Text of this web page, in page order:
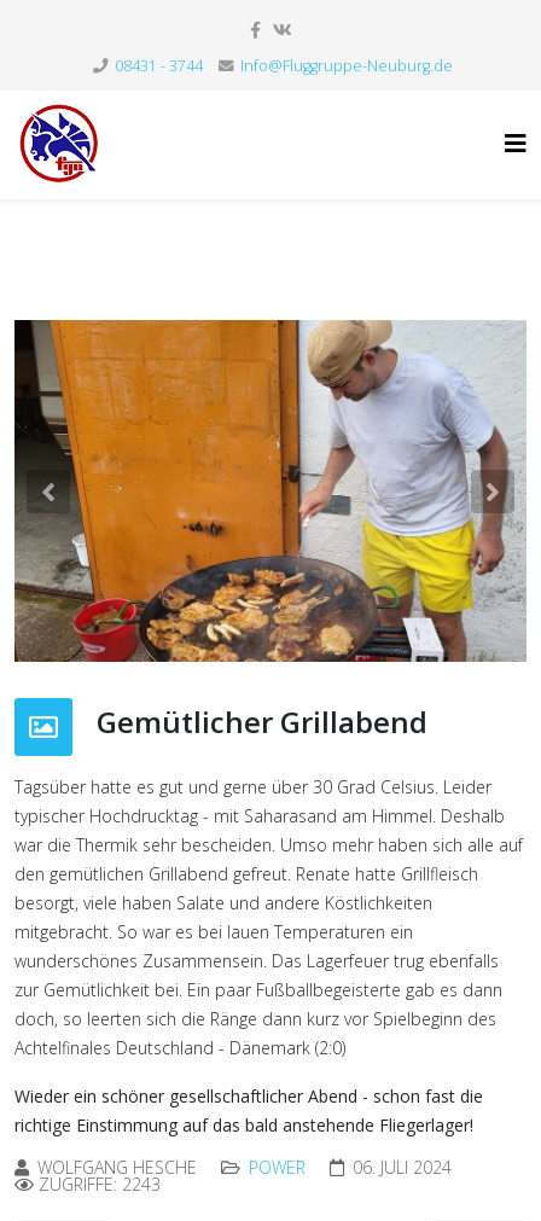
08431 - 3744 Info@Fluggruppe-Neuburg.de
Previous
Gemütlicher Grillabend
Tagsüber hatte es gut und gerne über 30 Grad Celsius. Leider
typischer Hochdrucktag - mit Saharasand am Himmel. Deshalb
war die Thermik sehr bescheiden. Umso mehr haben sich alle auf
den gemütlichen Grillabend gefreut. Renate hatte Grillfleisch
besorgt, viele haben Salate und andere Köstlichkeiten
mitgebracht. So war es bei lauen Temperaturen ein
wunderschönes Zusammensein. Das Lagerfeuer trug ebenfalls
zur Gemütlichkeit bei. Ein paar Fußballbegeisterte gab es dann
doch, so leerten sich die Ränge dann kurz vor Spielbeginn des
Achtelfinales Deutschland - Dänemark (2:0)
Wieder ein schöner gesellschaftlicher Abend - schon fast die
richtige Einstimmung auf das bald anstehende Fliegerlager!
WOLFGANG HESCHE
POWER 06. JULI 2024
ZUGRIFFE: 2243